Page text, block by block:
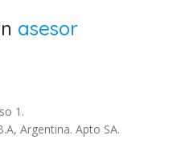
asesor
1.
Argentina. Apto SA.